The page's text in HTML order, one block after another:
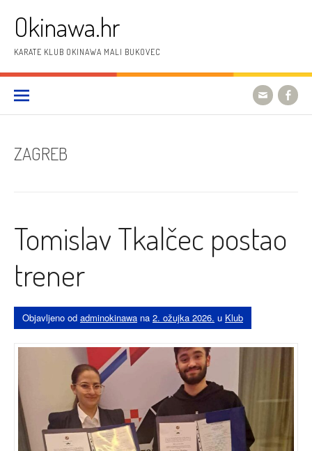
sadržajOkinawa.hr
KARATE KLUB OKINAWA MALI BUKOVEC
ZAGREB
Tomislav Tkalčec postao
trener
Objavljeno od adminokinawa na 2. ožujka 2026. u Klub